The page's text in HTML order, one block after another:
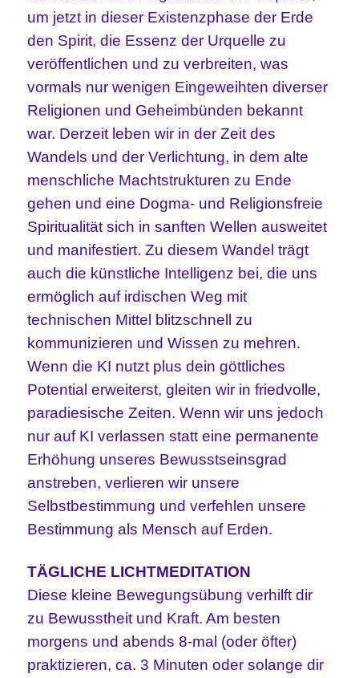
um jetzt in dieser Existenzphase der Erde
den Spirit, die Essenz der Urquelle zu
veröffentlichen und zu verbreiten, was
vormals nur wenigen Eingeweihten diverser
Religionen und Geheimbünden bekannt
war. Derzeit leben wir in der Zeit des
Wandels und der Verlichtung, in dem alte
menschliche Machtstrukturen zu Ende
gehen und eine Dogma- und Religionsfreie
Spiritualität sich in sanften Wellen ausweitet
und manifestiert. Zu diesem Wandel trägt
auch die künstliche Intelligenz bei, die uns
ermöglich auf irdischen Weg mit
technischen Mittel blitzschnell zu
kommunizieren und Wissen zu mehren.
Wenn die KI nutzt plus dein göttliches
Potential erweiterst, gleiten wir in friedvolle,
paradiesische Zeiten. Wenn wir uns jedoch
nur auf KI verlassen statt eine permanente
Erhöhung unseres Bewusstseinsgrad
anstreben, verlieren wir unsere
Selbstbestimmung und verfehlen unsere
Bestimmung als Mensch auf Erden.
TÄGLICHE LICHTMEDITATION
Diese kleine Bewegungsübung verhilft dir
zu Bewusstheit und Kraft. Am besten
morgens und abends 8-mal (oder öfter)
praktizieren, ca. 3 Minuten oder solange dir